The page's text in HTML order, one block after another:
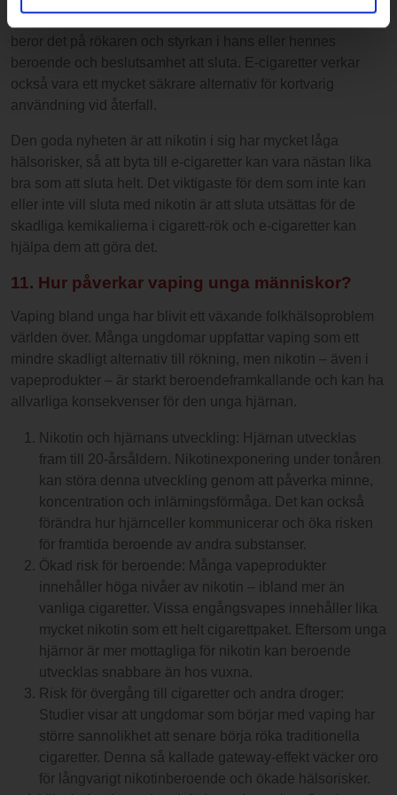
beror det på rökaren och styrkan i hans eller hennes
beroende och beslutsamhet att sluta. E-cigaretter verkar
också vara ett mycket säkrare alternativ för kortvarig
användning vid återfall.
Den goda nyheten är att nikotin i sig har mycket låga
hälsorisker, så att byta till e-cigaretter kan vara nästan lika
bra som att sluta helt. Det viktigaste för dem som inte kan
eller inte vill sluta med nikotin är att sluta utsättas för de
skadliga kemikalierna i cigarett-rök och e-cigaretter kan
hjälpa dem att göra det.
11. Hur påverkar vaping unga människor?
Vaping bland unga har blivit ett växande folkhälsoproblem
världen över. Många ungdomar uppfattar vaping som ett
mindre skadligt alternativ till rökning, men nikotin – även i
vapeprodukter – är starkt beroendeframkallande och kan ha
allvarliga konsekvenser för den unga hjärnan.
Nikotin och hjärnans utveckling: Hjärnan utvecklas
fram till 20-årsåldern. Nikotinexponering under tonåren
kan störa denna utveckling genom att påverka minne,
koncentration och inlärningsförmåga. Det kan också
förändra hur hjärnceller kommunicerar och öka risken
för framtida beroende av andra substanser.
Ökad risk för beroende: Många vapeprodukter
innehåller höga nivåer av nikotin – ibland mer än
vanliga cigaretter. Vissa engångsvapes innehåller lika
mycket nikotin som ett helt cigarettpaket. Eftersom unga
hjärnor är mer mottagliga för nikotin kan beroende
utvecklas snabbare än hos vuxna.
Risk för övergång till cigaretter och andra droger:
Studier visar att ungdomar som börjar med vaping har
större sannolikhet att senare börja röka traditionella
cigaretter. Denna så kallade gateway-effekt väcker oro
för långvarigt nikotinberoende och ökade hälsorisker.